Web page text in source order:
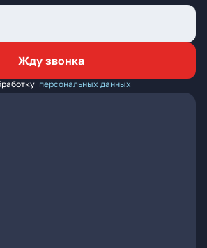
Жду звонка
персональных данных